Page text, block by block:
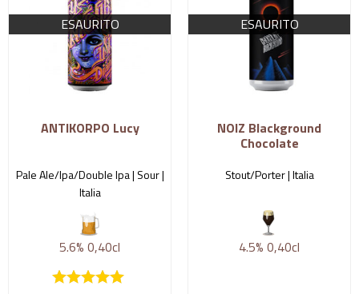
ESAURITO
ANTIKORPO Lucy
Pale Ale/Ipa/Double Ipa | Sour |
Italia
5.6% 0,40cl
ESAURITO
NOIZ Blackground
Chocolate
Stout/Porter |Italia
4.5% 0,40cl